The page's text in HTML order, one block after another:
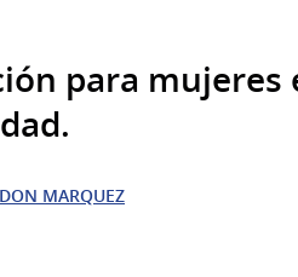
para mujeres
MARQUEZ